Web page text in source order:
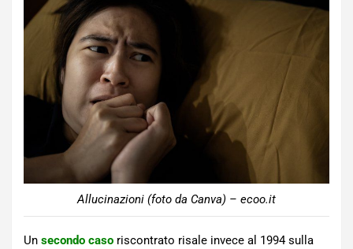
Allucinazioni (foto da Canva) – ecoo.it
Un secondo caso riscontrato risale invece al 1994 sulla